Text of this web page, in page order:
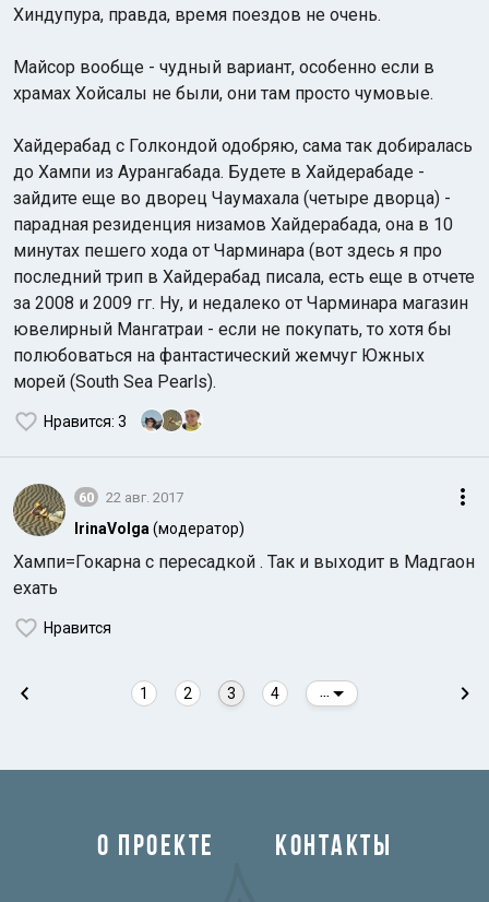
Хиндупура, правда, время поездов не очень.
Майсор вообще - чудный вариант, особенно если в
храмах Хойсалы не были, они там просто чумовые.
Хайдерабад с Голкондой одобряю, сама так добиралась
до Хампи из Аурангабада. Будете в Хайдерабаде -
зайдите еще во дворец Чаумахала (четыре дворца) -
парадная резиденция низамов Хайдерабада, она в 10
минутах пешего хода от Чарминара (вот здесь я про
последний трип в Хайдерабад писала, есть еще в отчете
за 2008 и 2009 гг. Ну, и недалеко от Чарминара магазин
ювелирный Мангатраи - если не покупать, то хотя бы
полюбоваться на фантастический жемчуг Южных
морей (South Sea Pearls).
Нравится: 3
60 22 авг. 2017
IrinaVolga (модератор)
Хампи=Гокарна с пересадкой . Так и выходит в Мадгаон
ехать
Нравится
1 2 3 4
О ПРОЕКТЕ КОНТАКТЫ